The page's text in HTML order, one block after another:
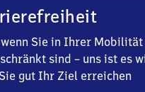
Sie in Ihrer Mobilität
sind – uns ist es
gut Ihr Ziel erreichen